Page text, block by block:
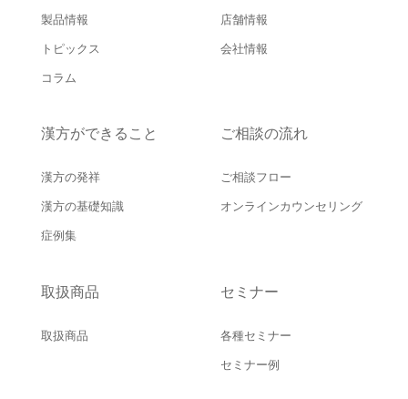
製品情報
トピックス
コラム
店舗情報
会社情報
漢方ができること
漢方の発祥
漢方の基礎知識
症例集
ご相談の流れ
ご相談フロー
オンラインカウンセリング
取扱商品
取扱商品
セミナー
各種セミナー
セミナー例